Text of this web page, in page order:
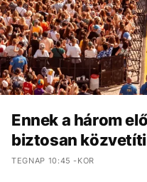
Ennek a három
biztosan közvetíti
TEGNAP 10:45 -KOR